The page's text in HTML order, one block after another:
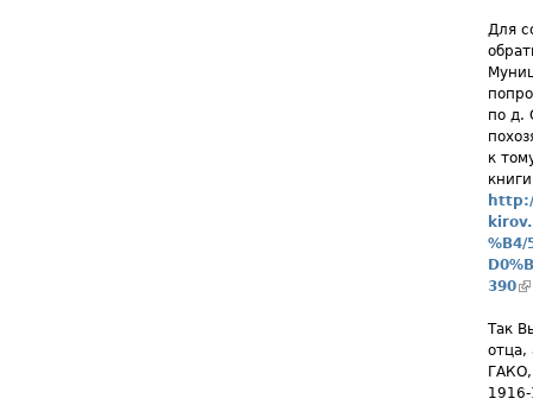
Для
по д.
к
%B4/
390
Так
отца,
ГАКО,